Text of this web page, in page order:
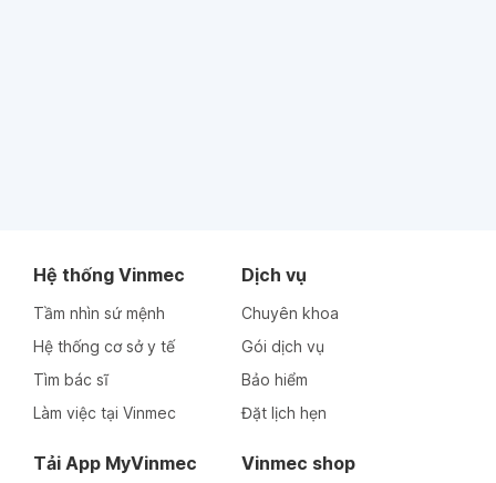
Hệ thống Vinmec
Tầm nhìn sứ mệnh
Hệ thống cơ sở y tế
Tìm bác sĩ
Làm việc tại Vinmec
Dịch vụ
Chuyên khoa
Gói dịch vụ
Bảo hiểm
Đặt lịch hẹn
Tải App MyVinmec Vinmec shop